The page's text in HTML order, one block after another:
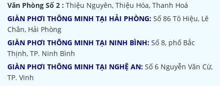
Văn Phòng Số 2 : Thiệu Nguyên, Thiệu Hóa, Thanh Hoá
GIÀN PHƠI THÔNG MINH TẠI HẢI PHÒNG: Số 86 Tô Hiệu, Lê
Chân, Hải Phòng
GIÀN PHƠI THÔNG MINH TẠI NINH BÌNH: Số 8, phố Bắc
Thịnh, TP. Ninh Bình
GIÀN PHƠI THÔNG MINH TẠI NGHỆ AN: Số 6 Nguyễn Văn Cừ,
TP. Vinh